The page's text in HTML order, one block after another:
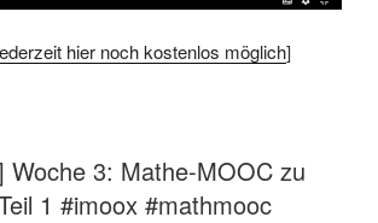
hier noch kostenlos möglich]
Woche 3: Mathe-MOOC zu
1 #imoox #mathmooc